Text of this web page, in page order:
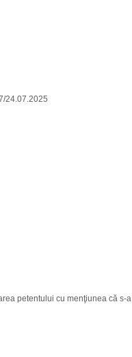
24.07.2025
petentului cu menţiunea că s-a